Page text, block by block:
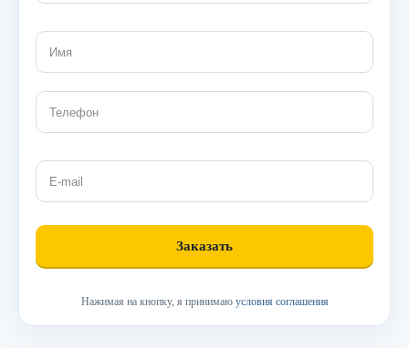
Нажимая на кнопку, я принимаю условия соглашения